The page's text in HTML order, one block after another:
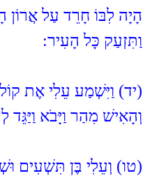
הָיָה לִבּוֹ חָרֵד עַל אֲרוֹן
וַתִּזְעַק כָּל הָעִיר:
(יד) וַיִּשְׁמַע עֵלִי אֶת
וְהָאִישׁ מִהַר וַיָּבֹא וַיַּגֵּד
(טו) וְעֵלִי בֶּן תִּשְׁעִים